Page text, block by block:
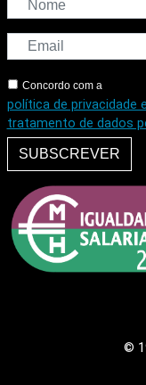
Concordo com a
política de privacidade
tratamento de dados
SUBSCREVER
©